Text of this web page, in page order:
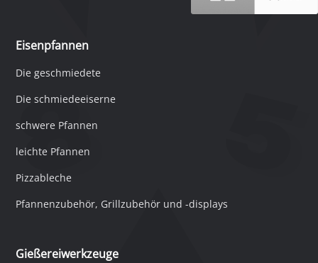
Eisenpfannen
Die geschmiedete
Die schmiedeeiserne
schwere Pfannen
leichte Pfannen
Pizzableche
Pfannenzubehör, Grillzubehör und -displays
Gießereiwerkzeuge